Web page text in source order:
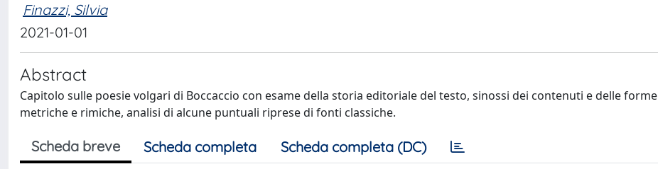
Finazzi, Silvia
2021-01-01
Abstract
Capitolo sulle poesie volgari di Boccaccio con esame della storia editoriale del testo, sinossi dei contenuti e delle forme
metriche e rimiche, analisi di alcune puntuali riprese di fonti classiche.
Scheda breve Scheda completa Scheda completa (DC)